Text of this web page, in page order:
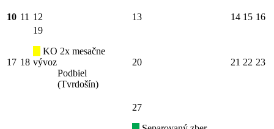
10 11 12 13 14 15 16
17 18
19
KO 2x mesačne
vývoz
Podbiel
(Tvrdošín)
20 21 22 23
27